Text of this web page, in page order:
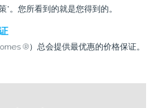
”。您所看到的就是您得到的。
®）总会提供最优惠的价格保证。